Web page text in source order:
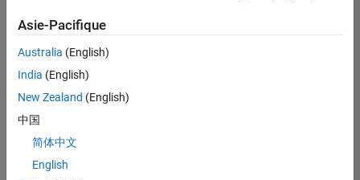
d'emploi.
malgré
tout
vous
trouvez
pas
d'offre
Asie-Pacifique
Australia (English)
India (English)
New Zealand (English)
中国
简体中文
English